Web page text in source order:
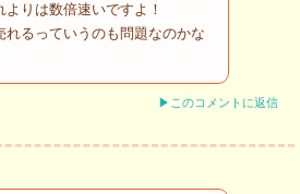
よりは数倍速いですよ！
れるっていうのも問題なのかな
▶このコメントに返信